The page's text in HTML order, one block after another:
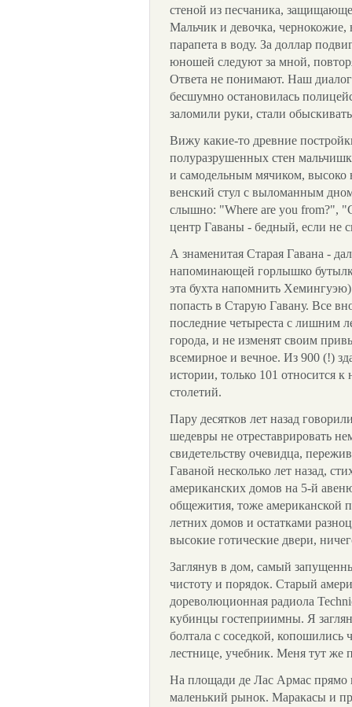
стеной из песчаника,
Мальчик и девочка,
парапета в воду. За доллар
юношей следуют за мной,
Ответа не понимают. Наш диалог
бесшумно остановилась
заломили руки, стали
Вижу какие-то древние
полуразрушенных стен
и самодельным мячиком, высоко
венский стул с выломанным
слышно: "Where are you from?",
центр Гаваны - бедный, если не
А знаменитая Старая Гавана -
напоминающей горлышко
эта бухта напомнить
попасть в Старую Гавану. Все
последние четыреста с лишним
города, и не изменят своим
всемирное и вечное. Из 900 (!)
истории, только 101 относится
столетий.
Пару десятков лет назад
шедевры не отреставрировать
свидетельству очевидца,
Гаваной несколько лет назад,
американских домов на 5-й
общежития, тоже американской
летних домов и остатками
высокие готические двери,
Заглянув в дом, самый
чистоту и порядок. Старый
дореволюционная радиола
кубинцы гостеприимны. Я
болтала с соседкой, копошились
лестнице, учебник. Меня тут же
На площади де Лас Армас прямо
маленький рынок. Маракасы и